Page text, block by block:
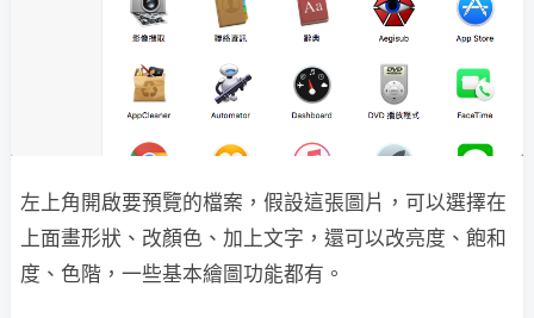
左上角開啟要預覽的檔案，假設這張圖片，可以選擇在
上面畫形狀、改顏色、加上文字，還可以改亮度、飽和
度、色階，一些基本繪圖功能都有。